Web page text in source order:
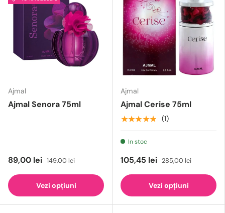
Ajmal
Ajmal Senora 75ml
89,00 lei 149,00 lei
Vezi opțiuni
Ajmal
Ajmal Cerise 75ml
★★★★★ (1)
In stoc
105,45 lei 285,00 lei
Vezi opțiuni